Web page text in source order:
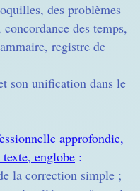
des problèmes
des temps,
registre de
son unification dans le
approfondie,
englobe :
la correction simple ;